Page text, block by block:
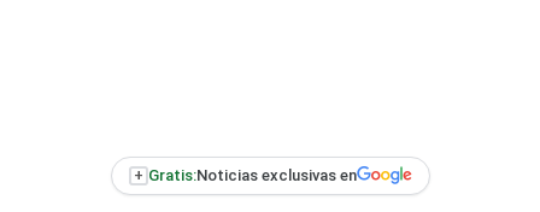
+ Gratis:Noticias exclusivas en